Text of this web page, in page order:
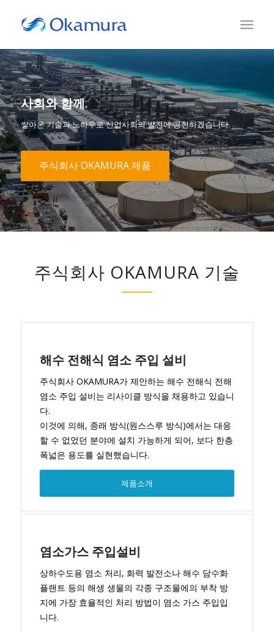
사회와 함께.
쌓아온 기술과 노하우로 산업사회의 발전에 공헌하겠습니다.
주식회사 OKAMURA 제품
주식회사 OKAMURA 기술
해수 전해식 염소 주입 설비
주식회사 OKAMURA가 제안하는 해수 전해식 전해
염소 주입 설비는 리사이클 방식을 채용하고 있습니
다.
이것에 의해, 종래 방식(원스스루 방식)에서는 대응
할 수 없었던 분야에 설치 가능하게 되어, 보다 한층
폭넓은 용도를 실현했습니다.
제품소개
염소가스 주입설비
상하수도용 염소 처리, 화력 발전소나 해수 담수화
플랜트 등의 해생 생물의 각종 구조물에의 부착 방
지에 가장 효율적인 처리 방법이 염소 가스 주입입
니다.